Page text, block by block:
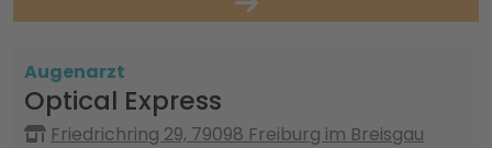
Augenarzt
Optical Express
Friedrichring 29, 79098 Freiburg im Breisgau